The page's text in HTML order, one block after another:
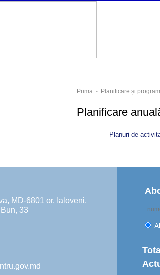
Prima - Planificare și
Planificare
Planuri de
MD-6801 or. Ialoveni,
33